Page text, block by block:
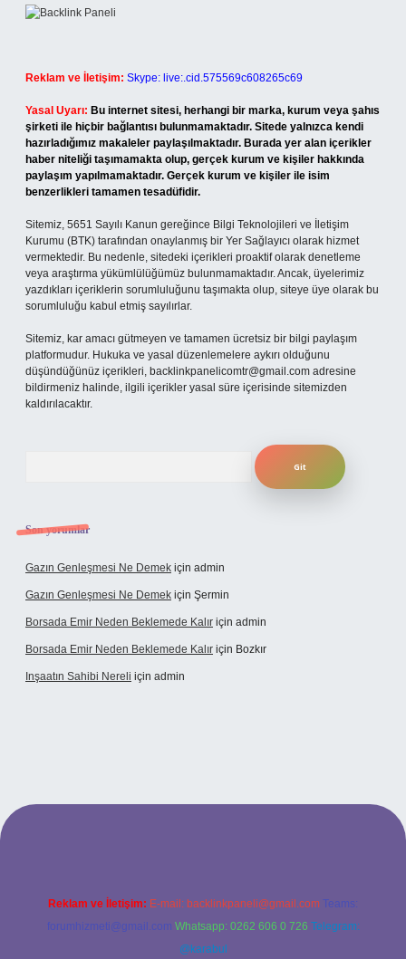
Reklam ve İletişim: Skype: live:.cid.575569c608265c69
Yasal Uyarı: Bu internet sitesi, herhangi bir marka, kurum veya şahıs
şirketi ile hiçbir bağlantısı bulunmamaktadır. Sitede yalnızca kendi
hazırladığımız makaleler paylaşılmaktadır. Burada yer alan içerikler
haber niteliği taşımamakta olup, gerçek kurum ve kişiler hakkında
paylaşım yapılmamaktadır. Gerçek kurum ve kişiler ile isim
benzerlikleri tamamen tesadüfidir.
Sitemiz, 5651 Sayılı Kanun gereğince Bilgi Teknolojileri ve İletişim
Kurumu (BTK) tarafından onaylanmış bir Yer Sağlayıcı olarak hizmet
vermektedir. Bu nedenle, sitedeki içerikleri proaktif olarak denetleme
veya araştırma yükümlülüğümüz bulunmamaktadır. Ancak, üyelerimiz
yazdıkları içeriklerin sorumluluğunu taşımakta olup, siteye üye olarak bu
sorumluluğu kabul etmiş sayılırlar.
Sitemiz, kar amacı gütmeyen ve tamamen ücretsiz bir bilgi paylaşım
platformudur. Hukuka ve yasal düzenlemelere aykırı olduğunu
düşündüğünüz içerikleri, backlinkpanelicomtr@gmail.com adresine
bildirmeniz halinde, ilgili içerikler yasal süre içerisinde sitemizden
kaldırılacaktır.
Son yorumlar
Gazın Genleşmesi Ne Demek için admin
Gazın Genleşmesi Ne Demek için Şermin
Borsada Emir Neden Beklemede Kalır için admin
Borsada Emir Neden Beklemede Kalır için Bozkır
Inşaatın Sahibi Nereli için admin
Reklam ve İletişim: E-mail: backlinkpaneli@gmail.com Teams:
forumhizmeti@gmail.com Whatsapp: 0262 606 0 726 Telegram:
@karabul